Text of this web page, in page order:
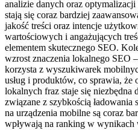
analizie danych oraz
stają się coraz bardziej
jakość treści oraz intencje
wartościowych i angażujących
elementem skutecznego SEO.
wzrost znaczenia lokalnego SEO
korzysta z wyszukiwarek
usług i produktów, co sprawia, że
lokalnych fraz staje się
związane z szybkością ładowania
na urządzenia mobilne są coraz
wpływają na ranking w wynikach